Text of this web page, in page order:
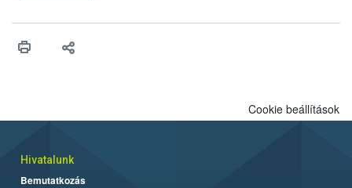
érésű szőlőkben is legyen lehetőség a károsító elleni további
felhasználók számára is elérhető és ökológiai termesztésben is
Cookie beállítások
Hivatalunk
Bemutatkozás